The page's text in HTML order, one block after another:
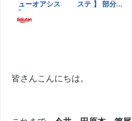
皆さんこんにちは。